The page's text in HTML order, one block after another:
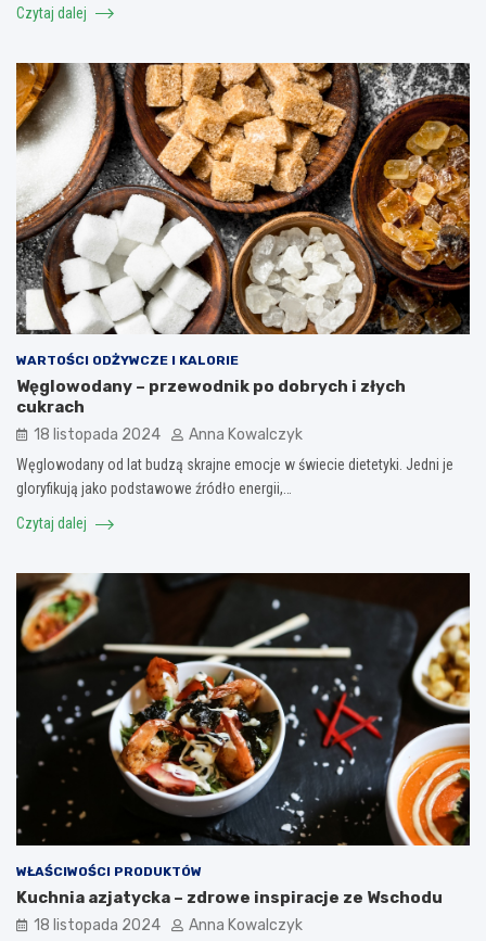
Czytaj dalej
WARTOŚCI ODŻYWCZE I KALORIE
Węglowodany – przewodnik po dobrych i złych
cukrach
18 listopada 2024 Anna Kowalczyk
Węglowodany od lat budzą skrajne emocje w świecie dietetyki. Jedni je
gloryfikują jako podstawowe źródło energii,…
Czytaj dalej
WŁAŚCIWOŚCI PRODUKTÓW
Kuchnia azjatycka – zdrowe inspiracje ze Wschodu
18 listopada 2024 Anna Kowalczyk